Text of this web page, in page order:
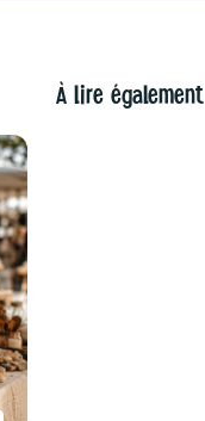
À lire également